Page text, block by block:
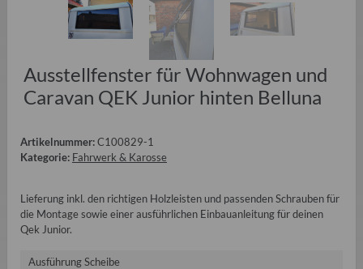
Ausstellfenster für Wohnwagen und
Caravan QEK Junior hinten Belluna
Artikelnummer:C100829-1
Kategorie: Fahrwerk & Karosse
Lieferung inkl. den richtigen Holzleisten und passenden Schrauben für
die Montage sowie einer ausführlichen Einbauanleitung für deinen
Qek Junior.
Ausführung Scheibe